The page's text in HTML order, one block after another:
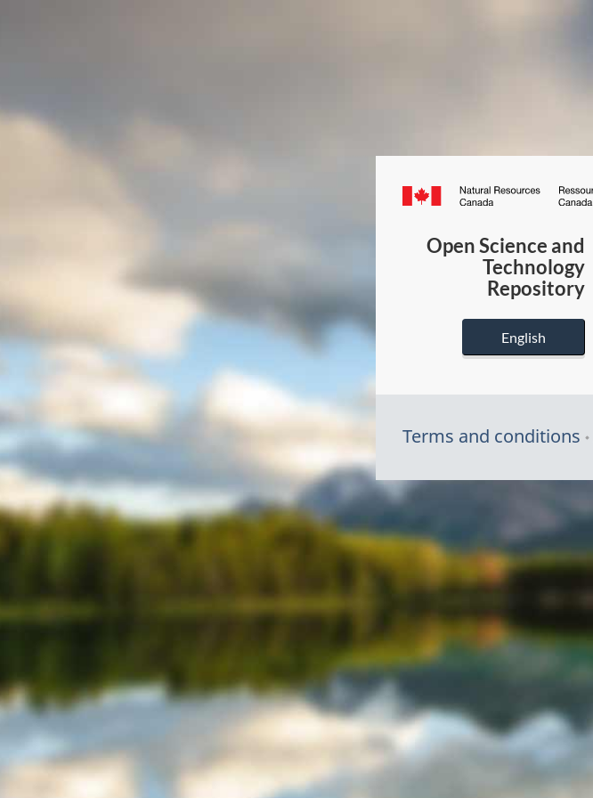
Canada.ca
Open Science and
Technology
Repository
English
Terms and conditions